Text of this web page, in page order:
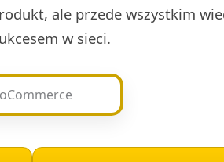
ale przede wszystkim
w sieci.